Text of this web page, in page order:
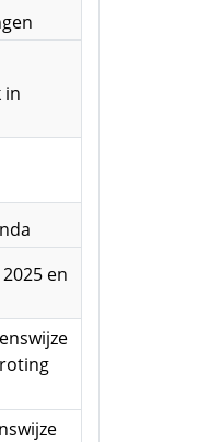
in
en